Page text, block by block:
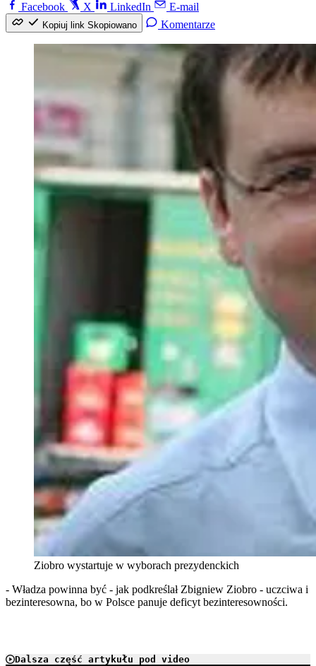
Facebook
X LinkedIn E-mail
Kopiuj link Skopiowano Komentarze
Ziobro wystartuje w wyborach prezydenckich
- Władza powinna być - jak podkreślał Zbigniew Ziobro - uczciwa i
bezinteresowna, bo w Polsce panuje deficyt bezinteresowności.
Dalsza część artykułu pod video